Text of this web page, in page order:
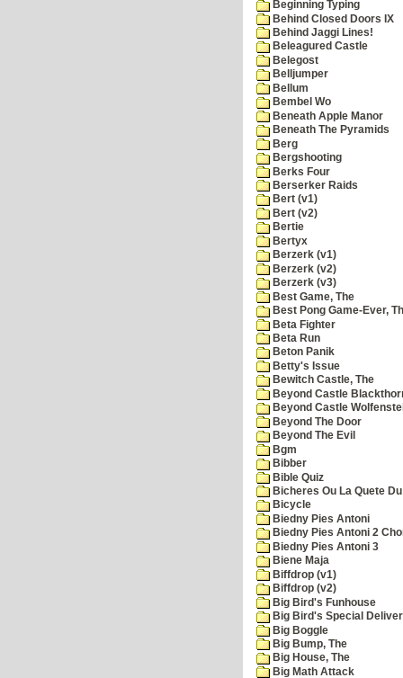
Beginning Typing
Behind Closed Doors IX
Behind Jaggi Lines!
Beleagured Castle
Belegost
Belljumper
Bellum
Bembel Wo
Beneath Apple Manor
Beneath The Pyramids
Berg
Bergshooting
Berks Four
Berserker Raids
Bert (v1)
Bert (v2)
Bertie
Bertyx
Berzerk (v1)
Berzerk (v2)
Berzerk (v3)
Best Game, The
Best Pong Game-Ever,
Beta Fighter
Beta Run
Beton Panik
Betty's Issue
Bewitch Castle, The
Beyond Castle
Beyond Castle
Beyond The Door
Beyond The Evil
Bgm
Bibber
Bible Quiz
Bicheres Ou La Quete
Bicycle
Biedny Pies Antoni
Biedny Pies Antoni 2
Biedny Pies Antoni 3
Biene Maja
Biffdrop (v1)
Biffdrop (v2)
Big Bird's Funhouse
Big Bird's Special
Big Boggle
Big Bump, The
Big House, The
Big Math Attack